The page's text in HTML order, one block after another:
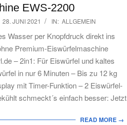
EWS-2200
28. JUNI 2021 IN: ALLGEMEIN
Wasser per Knopfdruck direkt ins
Premium-Eiswürfelmaschine
– 2in1: Für Eiswürfel und kaltes
in nur 6 Minuten – Bis zu 12 kg
mit Timer-Funktion – 2 Eiswürfel-
schmeckt´s einfach besser: Jetzt
READ MORE →